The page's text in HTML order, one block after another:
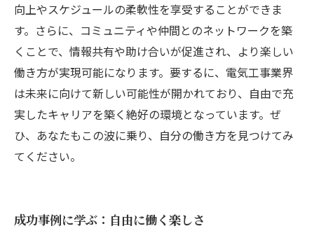
向上やスケジュールの柔軟性を享受することができま
す。さらに、コミュニティや仲間とのネットワークを築
くことで、情報共有や助け合いが促進され、より楽しい
働き方が実現可能になります。要するに、電気工事業界
は未来に向けて新しい可能性が開かれており、自由で充
実したキャリアを築く絶好の環境となっています。ぜ
ひ、あなたもこの波に乗り、自分の働き方を見つけてみ
てください。
成功事例に学ぶ：自由に働く楽しさ